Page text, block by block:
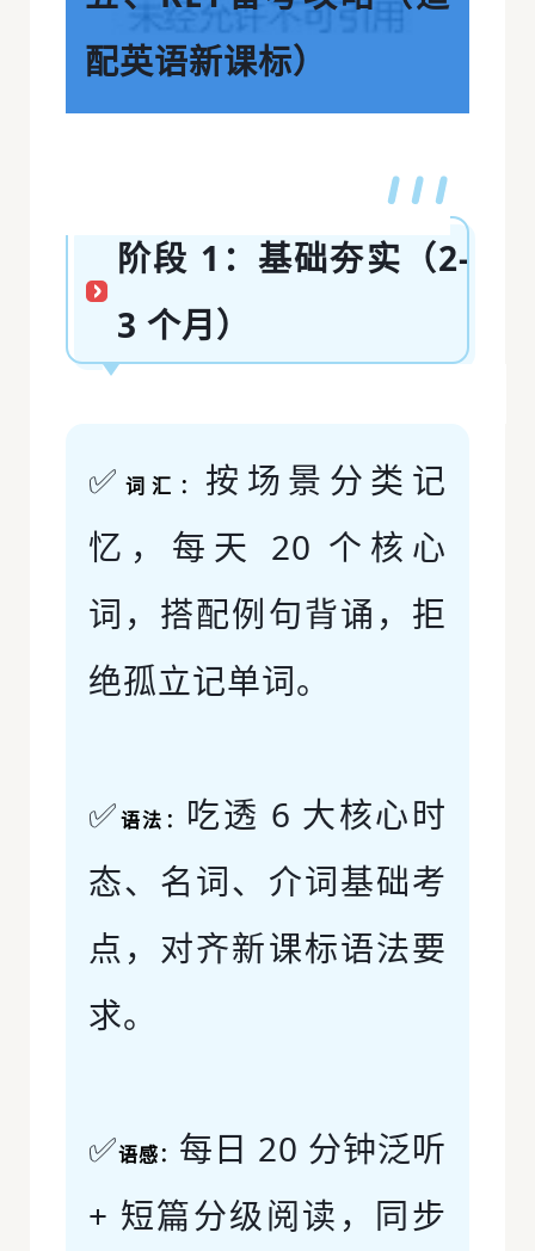
配英语新课标）
阶段 1：基础夯实（2-
3 个月）
✅ 词汇： 按场景分类记
忆，每天 20 个核心
词，搭配例句背诵，拒
绝孤立记单词。
✅语法： 吃透 6 大核心时
态、名词、介词基础考
点，对齐新课标语法要
求。
✅语感： 每日 20 分钟泛听
+ 短篇分级阅读，同步